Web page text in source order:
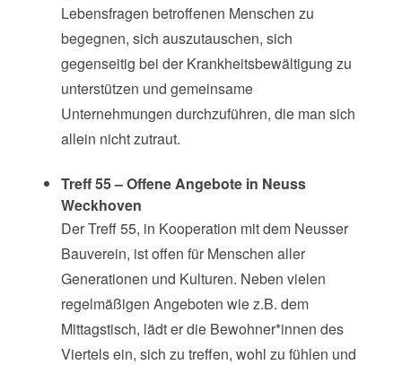
Lebensfragen betroffenen Menschen zu
begegnen, sich auszutauschen, sich
gegenseitig bei der Krankheitsbewältigung zu
unterstützen und gemeinsame
Unternehmungen durchzuführen, die man sich
allein nicht zutraut.
Treff 55 – Offene Angebote in Neuss
Weckhoven
Der Treff 55, in Kooperation mit dem Neusser
Bauverein, ist offen für Menschen aller
Generationen und Kulturen. Neben vielen
regelmäßigen Angeboten wie z.B. dem
Mittagstisch, lädt er die Bewohner*innen des
Viertels ein, sich zu treffen, wohl zu fühlen und